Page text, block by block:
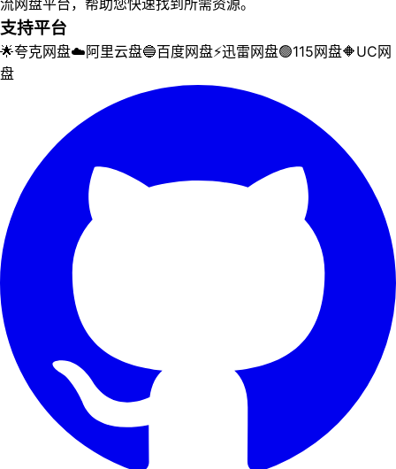
流网盘平台，帮助您快速找到所需资源。
支持平台
🌟夸克网盘☁️阿里云盘🔵百度网盘⚡迅雷网盘🟢115网盘🔶UC网
盘